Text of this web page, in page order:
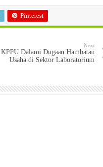
Pinterest
Next
KPPU Dalami Dugaan Hambatan
Usaha di Sektor Laboratorium